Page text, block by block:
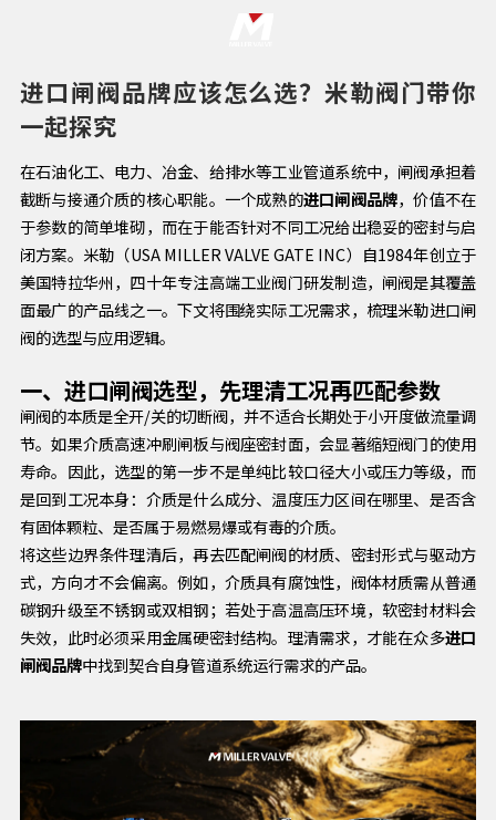
进口闸阀品牌应该怎么选？米勒阀门带你
一起探究
在石油化工、电力、冶金、给排水等工业管道系统中，闸阀承担着
截断与接通介质的核心职能。一个成熟的进口闸阀品牌，价值不在
于参数的简单堆砌，而在于能否针对不同工况给出稳妥的密封与启
闭方案。米勒（USA MILLER VALVE GATE INC）自1984年创立于
美国特拉华州，四十年专注高端工业阀门研发制造，闸阀是其覆盖
面最广的产品线之一。下文将围绕实际工况需求，梳理米勒进口闸
阀的选型与应用逻辑。
一、进口闸阀选型，先理清工况再匹配参数
闸阀的本质是全开/关的切断阀，并不适合长期处于小开度做流量调
节。如果介质高速冲刷闸板与阀座密封面，会显著缩短阀门的使用
寿命。因此，选型的第一步不是单纯比较口径大小或压力等级，而
是回到工况本身：介质是什么成分、温度压力区间在哪里、是否含
有固体颗粒、是否属于易燃易爆或有毒的介质。
将这些边界条件理清后，再去匹配闸阀的材质、密封形式与驱动方
式，方向才不会偏离。例如，介质具有腐蚀性，阀体材质需从普通
碳钢升级至不锈钢或双相钢；若处于高温高压环境，软密封材料会
失效，此时必须采用金属硬密封结构。理清需求，才能在众多进口
闸阀品牌中找到契合自身管道系统运行需求的产品。